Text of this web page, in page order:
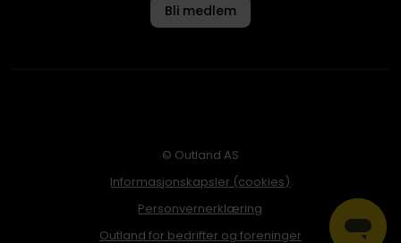
Bli medlem
© Outland AS
Informasjonskapsler (cookies)
Personvernerklæring
Outland for bedrifter og foreninger